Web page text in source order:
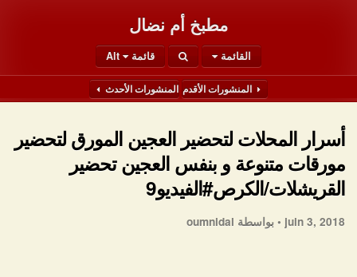
مطبخ أم نضال
القائمة قائمة Alt
المنشورات الأقدم المنشورات الأحدث
أسرار المحلات لتحضير العجين المورق لتحضير
مورقات متنوعة و بنفس العجين تحضير
القريشلات/الكرص#الفيديو9
juin 3, 2018 • بواسطة oumnidal